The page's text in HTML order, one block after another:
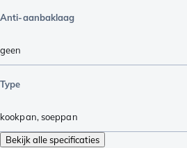
Anti-aanbaklaag
geen
Type
kookpan, soeppan
Bekijk alle specificaties